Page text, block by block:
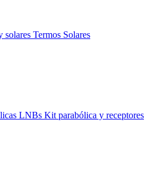
solares Termos Solares
LNBs Kit parabólica y receptores